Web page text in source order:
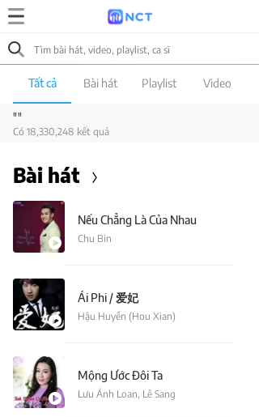
Tất cả Bài hát Playlist Video
""
Có 18,330,248 kết quả
Bài hát
Nếu Chẳng Là Của Nhau
Chu Bin
Ái Phi / 爱妃
Hậu Huyền (Hou Xian)
Mộng Ước Đôi Ta
Lưu Ánh Loan, Lê Sang